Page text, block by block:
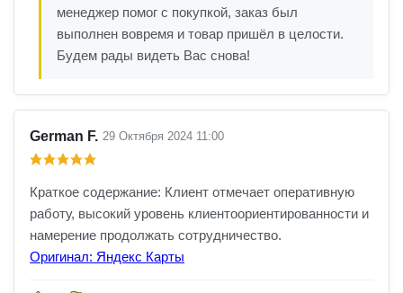
менеджер помог с покупкой, заказ был
выполнен вовремя и товар пришёл в целости.
Будем рады видеть Вас снова!
German F. 29 Октября 2024 11:00
Краткое содержание: Клиент отмечает оперативную
работу, высокий уровень клиентоориентированности и
намерение продолжать сотрудничество.
Оригинал: Яндекс Карты